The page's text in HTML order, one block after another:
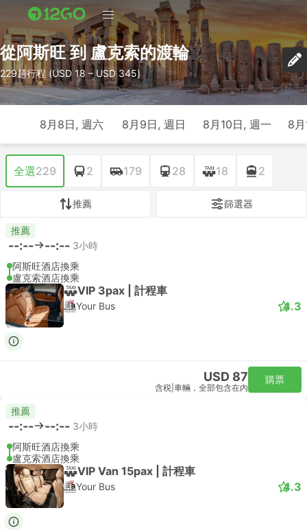
從阿斯旺 到 盧克索的渡輪
229趟行程 (USD 18 – USD 345)
8月8日, 週六 8月9日, 週日 8月10日, 週一 8
全選229 2 179 28 18 2
推薦 篩選器
推薦
--:-- --:-- 3小時
阿斯旺酒店換乘
盧克索酒店換乘
VIP 3pax | 計程車
Your Bus 4.3
USD 87
含税 車輛，全部包含在內
購票
推薦
--:-- --:-- 3小時
阿斯旺酒店換乘
盧克索酒店換乘
VIP Van 15pax | 計程車
Your Bus 4.3